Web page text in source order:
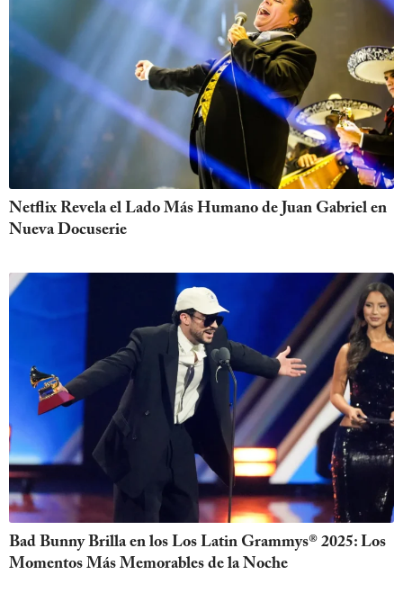
Netflix Revela el Lado Más Humano de Juan Gabriel en
Nueva Docuserie
Bad Bunny Brilla en los Los Latin Grammys® 2025: Los
Momentos Más Memorables de la Noche